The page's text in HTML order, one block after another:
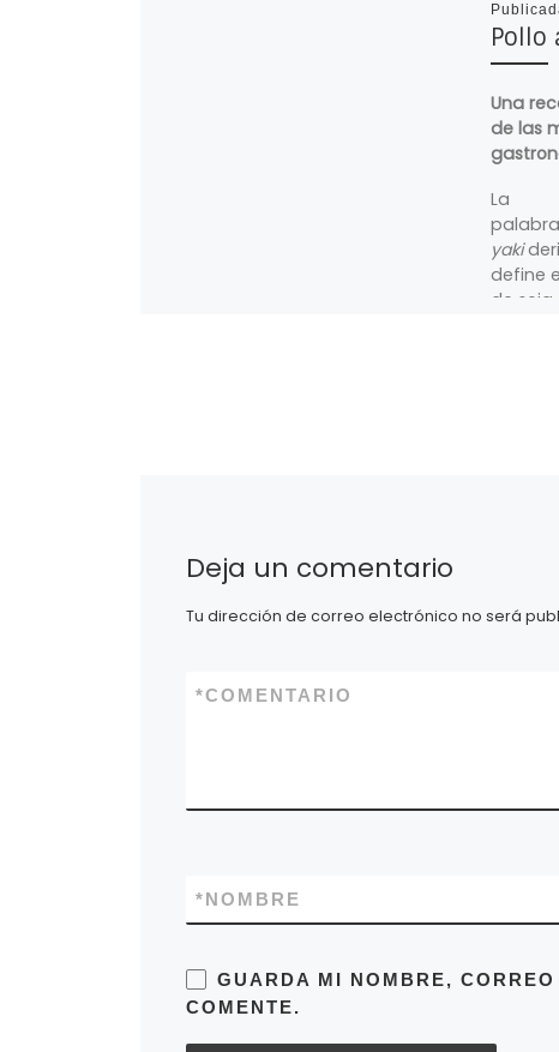
Pollo
Una
de las
La
palabra
yaki
define
de soja
Deja un comentario
Tu dirección de correo electrónico no será
COMENTARIO
*
NOMBRE
*
GUARDA MI NOMBRE,
COMENTE.